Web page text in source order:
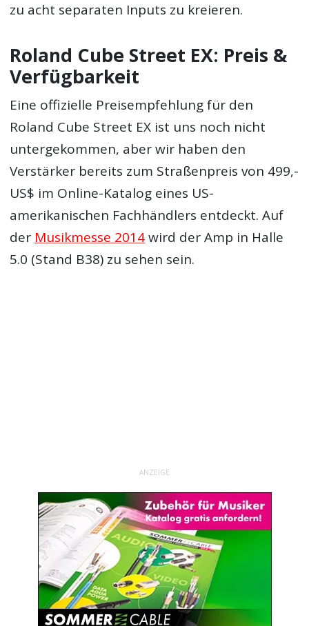
zu acht separaten Inputs zu kreieren.
Roland Cube Street EX: Preis &
Verfügbarkeit
Eine offizielle Preisempfehlung für den
Roland Cube Street EX ist uns noch nicht
untergekommen, aber wir haben den
Verstärker bereits zum Straßenpreis von 499,-
US$ im Online-Katalog eines US-
amerikanischen Fachhändlers entdeckt. Auf
der Musikmesse 2014wird der Amp in Halle
5.0 (Stand B38) zu sehen sein.
ANZEIGE